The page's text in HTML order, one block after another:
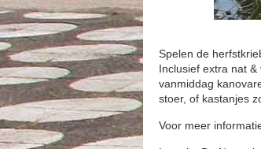
Spelen de
Inclusief extra nat
vanmiddag
stoer, of kastanjes
Voor meer